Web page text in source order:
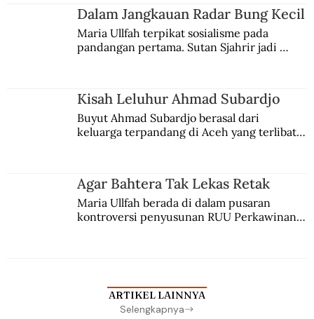
Jules Verne, Multatuli, hingga Sun Yat-sen.
Dalam Jangkauan Radar Bung Kecil
Maria Ullfah terpikat sosialisme pada
pandangan pertama. Sutan Sjahrir jadi
Kisah Leluhur Ahmad Subardjo
Buyut Ahmad Subardjo berasal dari
keluarga terpandang di Aceh yang terlibat
Agar Bahtera Tak Lekas Retak
Maria Ullfah berada di dalam pusaran
kontroversi penyusunan RUU Perkawinan.
ARTIKEL LAINNYA
Selengkapnya